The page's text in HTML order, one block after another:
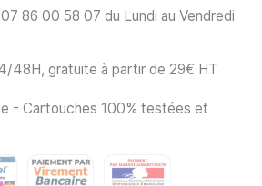
86 00 58 07 du Lundi au Vendredi
48H, gratuite à partir de 29€ HT
- Cartouches 100% testées et